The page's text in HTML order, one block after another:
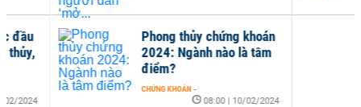
Phong thủy chứng khoán
2024: Ngành nào là tâm
điểm?
CHỨNG KHOÁN -
08:00 | 10/02/2024